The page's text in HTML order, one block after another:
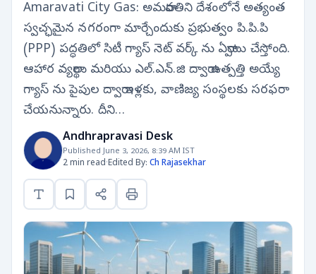
Amaravati City Gas: అమరావతిని దేశంలోనే అత్యంత
స్వచ్ఛమైన నగరంగా మార్చేందుకు ప్రభుత్వం పి.పి.పి
(PPP) పద్ధతిలో సిటీ గ్యాస్ నెట్ వర్క్ ను ఏర్పాటు చేస్తోంది.
ఆహార వ్యర్థాలు మరియు ఎల్.ఎన్.జి ద్వారా ఉత్పత్తి అయ్యే
గ్యాస్ ను పైపుల ద్వారా ఇళ్లకు, వాణిజ్య సంస్థలకు సరఫరా
చేయనున్నారు. దీని…
Andhrapravasi Desk
Published June 3, 2026, 8:39 AM IST
2 min read·Edited By: Ch Rajasekhar